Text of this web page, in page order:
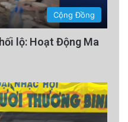
Cộng Đồng
lộ: Hoạt Động Ma